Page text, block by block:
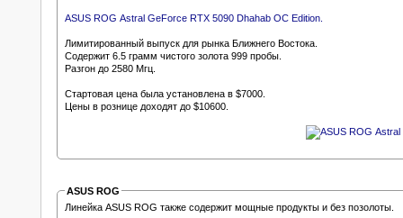
ASUS ROG Astral GeForce RTX 5090 Dhahab OC Edition.
Лимитированный выпуск для рынка Ближнего Востока.
Содержит 6.5 грамм чистого золота 999 пробы.
Разгон до 2580 Мгц.
Стартовая цена была установлена в $7000.
Цены в рознице доходят до $10600.
ASUS ROG
Линейка ASUS ROG также содержит мощные продукты и без позолоты.